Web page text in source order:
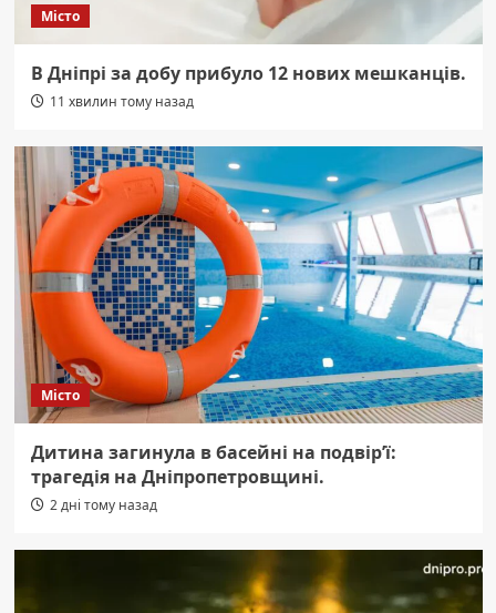
Місто
В Дніпрі за добу прибуло 12 нових мешканців.
11 хвилин тому назад
Місто
Дитина загинула в басейні на подвір’ї:
трагедія на Дніпропетровщині.
2 дні тому назад